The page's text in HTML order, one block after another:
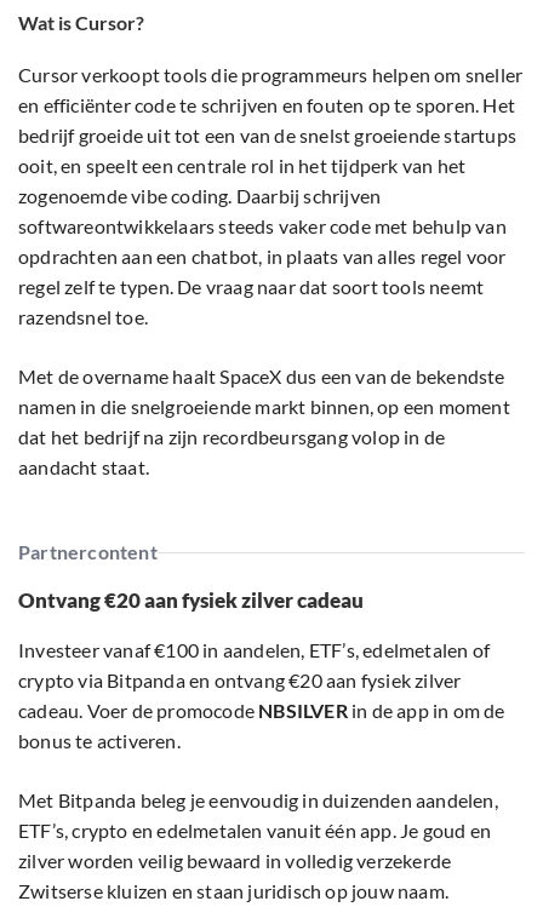
Wat is Cursor?
Cursor verkoopt tools die programmeurs helpen om sneller
en efficiënter code te schrijven en fouten op te sporen. Het
bedrijf groeide uit tot een van de snelst groeiende startups
ooit, en speelt een centrale rol in het tijdperk van het
zogenoemde vibe coding. Daarbij schrijven
softwareontwikkelaars steeds vaker code met behulp van
opdrachten aan een chatbot, in plaats van alles regel voor
regel zelf te typen. De vraag naar dat soort tools neemt
razendsnel toe.
Met de overname haalt SpaceX dus een van de bekendste
namen in die snelgroeiende markt binnen, op een moment
dat het bedrijf na zijn recordbeursgang volop in de
aandacht staat.
Partnercontent
Ontvang €20 aan fysiek zilver cadeau
Investeer vanaf €100 in aandelen, ETF’s, edelmetalen of
crypto via Bitpanda en ontvang €20 aan fysiek zilver
cadeau. Voer de promocode NBSILVERin de app in om de
bonus te activeren.
Met Bitpanda beleg je eenvoudig in duizenden aandelen,
ETF’s, crypto en edelmetalen vanuit één app. Je goud en
zilver worden veilig bewaard in volledig verzekerde
Zwitserse kluizen en staan juridisch op jouw naam.